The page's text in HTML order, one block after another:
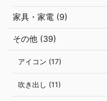
家具・家電 (9)
その他 (39)
アイコン (17)
吹き出し (11)